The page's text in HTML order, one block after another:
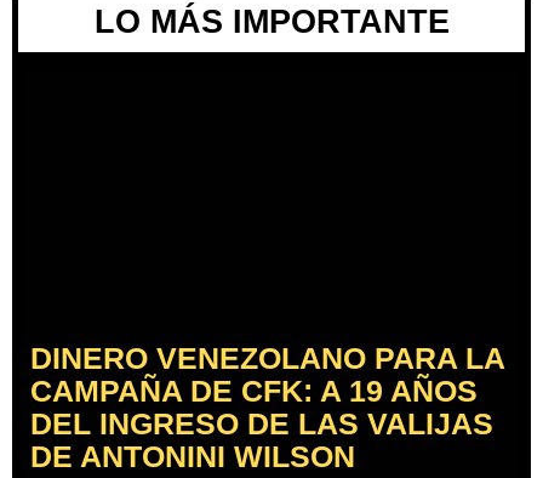
LO MÁS IMPORTANTE
DINERO VENEZOLANO PARA LA
CAMPAÑA DE CFK: A 19 AÑOS
DEL INGRESO DE LAS VALIJAS
DE ANTONINI WILSON